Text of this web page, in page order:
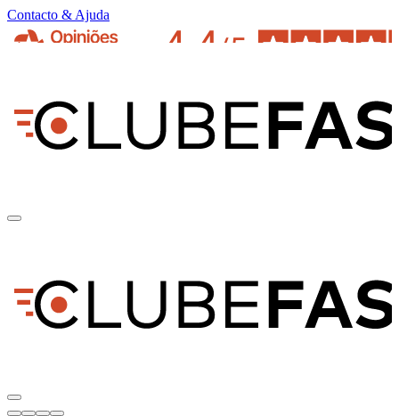
Contacto & Ajuda